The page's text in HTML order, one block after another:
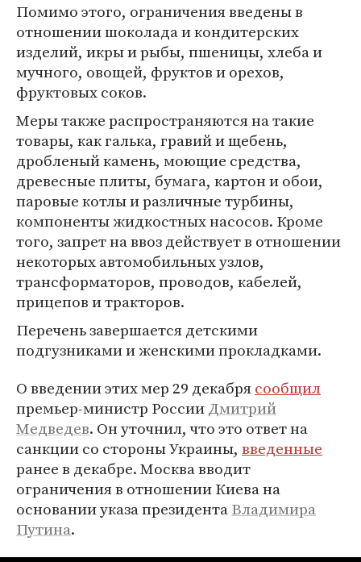
Помимо этого, ограничения введены в
отношении шоколада и кондитерских
изделий, икры и рыбы, пшеницы, хлеба и
мучного, овощей, фруктов и орехов,
фруктовых соков.
Меры также распространяются на такие
товары, как галька, гравий и щебень,
дробленый камень, моющие средства,
древесные плиты, бумага, картон и обои,
паровые котлы и различные турбины,
компоненты жидкостных насосов. Кроме
того, запрет на ввоз действует в отношении
некоторых автомобильных узлов,
трансформаторов, проводов, кабелей,
прицепов и тракторов.
Перечень завершается детскими
подгузниками и женскими прокладками.
О введении этих мер 29 декабрясообщил
премьер-министр РоссииДмитрий
Медведев. Он уточнил, что это ответ на
санкции со стороны Украины, введенные
ранее в декабре. Москва вводит
ограничения в отношении Киева на
основании указа президентаВладимира
Путина.